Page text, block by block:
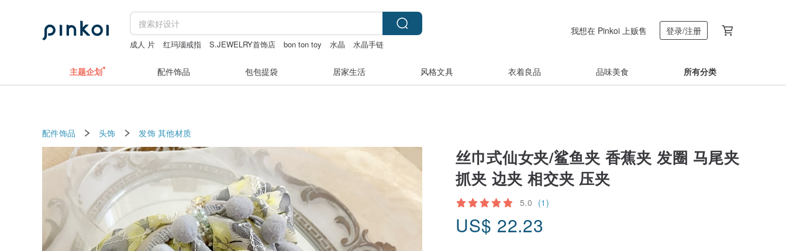
成人 片 红玛瑙戒指 S.JEWELRY首饰店 bon ton toy 水晶
水晶手链
我想在 Pinkoi 上贩售 登录/注册
主题企划 配件饰品 包包提袋 居家生活 风格文具 衣着良品 品味美食 所有分类
配件饰品 头饰 发饰 其他材质
丝巾式仙女夹/鲨鱼夹 香蕉夹 发圈 马尾夹
抓夹 边夹 相交夹 压夹
5.0 (1)
US$ 22.23